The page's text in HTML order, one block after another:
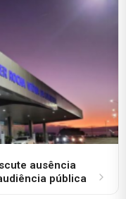
ausência
pública